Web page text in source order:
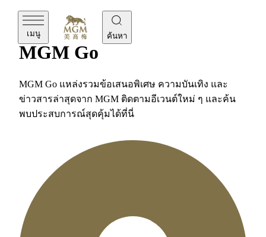
เมนู ค้นหา
ล่าสุด
MGM Go
MGM Go แหล่งรวมข้อเสนอพิเศษ ความบันเทิง และ
ข่าวสารล่าสุดจาก MGM ติดตามอีเวนต์ใหม่ ๆ และค้น
พบประสบการณ์สุดคุ้มได้ที่นี่